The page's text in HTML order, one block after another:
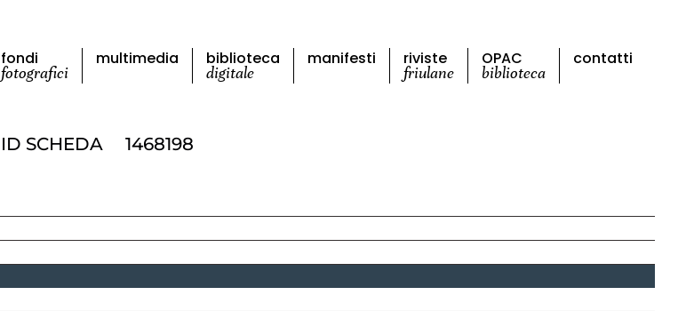
fondi
fotografici
multimedia biblioteca
digitale
manifesti riviste
friulane
OPAC
biblioteca
contatti
ID SCHEDA 1468198